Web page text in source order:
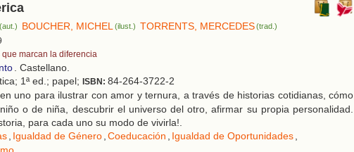
(aut.) BOUCHER, MICHEL(ilust.) TORRENTS, MERCEDES (trad.)
que marcan la diferencia
. Castellano.
1ª ed.; papel; ISBN: 84-264-3722-2
uno para ilustrar con amor y ternura, a través de historias cotidianas, cómo
o de niña, descubrir el universo del otro, afirmar su propia personalidad.
para cada uno su modo de vivirla!.
, Igualdad de Género,Coeducación , Igualdad de Oportunidades,